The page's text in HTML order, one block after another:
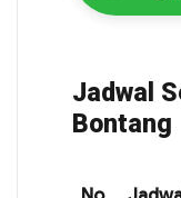
Jadwal
Bontang